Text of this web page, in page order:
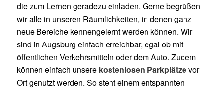
die zum Lernen geradezu einladen. Gerne begrüßen
wir alle in unseren Räumlichkeiten, in denen ganz
neue Bereiche kennengelernt werden können. Wir
sind in Augsburg einfach erreichbar, egal ob mit
öffentlichen Verkehrsmitteln oder dem Auto. Zudem
können einfach unsere kostenlosen Parkplätzevor
Ort genutzt werden. So steht einem entspannten